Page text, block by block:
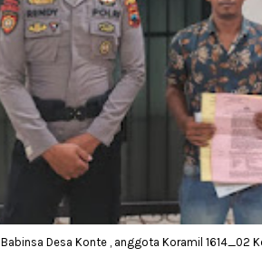
Babinsa Desa Konte , anggota Koramil 1614_02